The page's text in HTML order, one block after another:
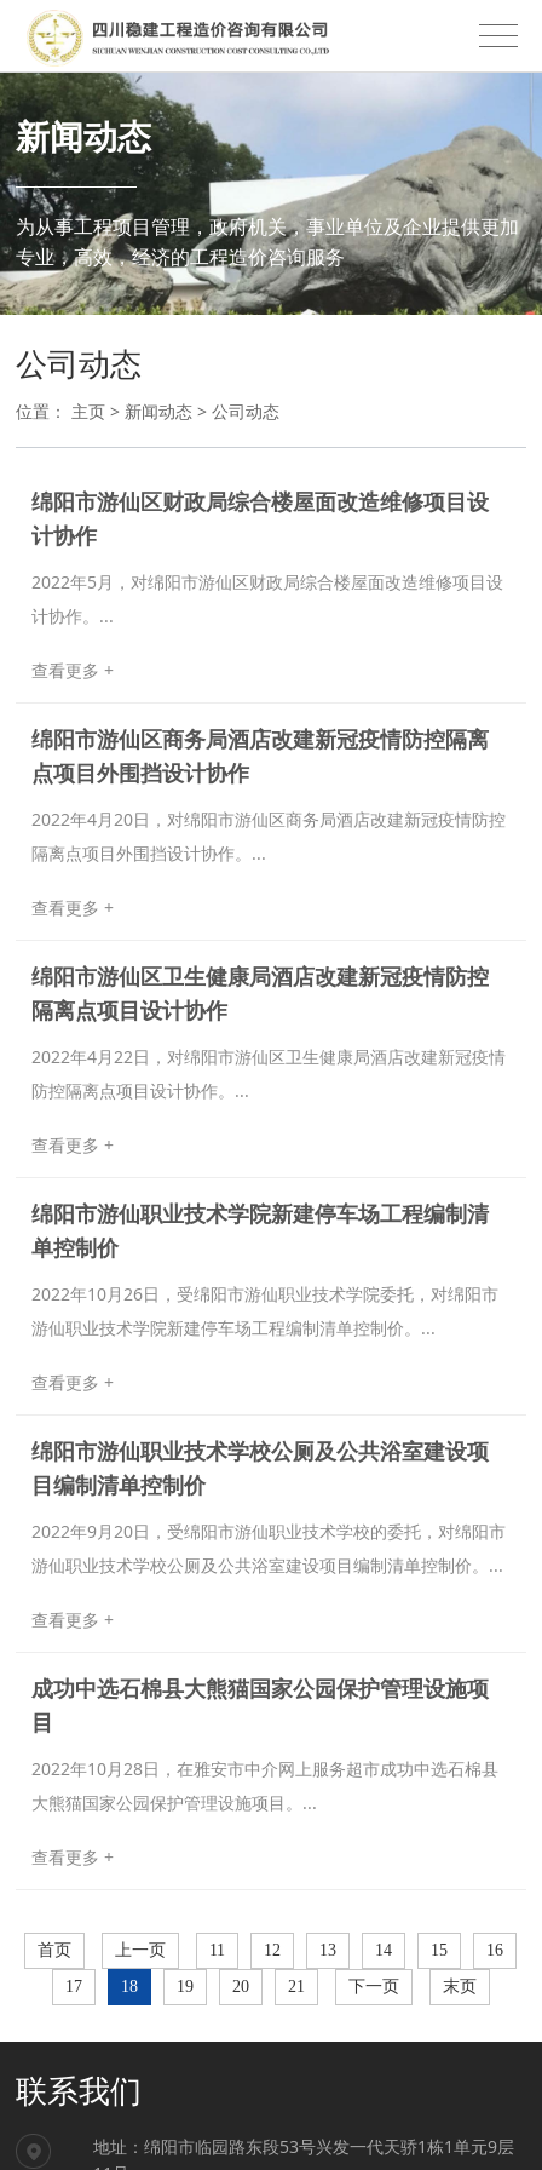
新闻动态
为从事工程项目管理，政府机关，事业单位及企业提供更加
专业，高效，经济的工程造价咨询服务
公司动态
位置： 主页 > 新闻动态 >公司动态
绵阳市游仙区财政局综合楼屋面改造维修项目设
计协作
2022年5月，对绵阳市游仙区财政局综合楼屋面改造维修项目设
计协作。...
查看更多 +
绵阳市游仙区商务局酒店改建新冠疫情防控隔离
点项目外围挡设计协作
2022年4月20日，对绵阳市游仙区商务局酒店改建新冠疫情防控
隔离点项目外围挡设计协作。...
查看更多 +
绵阳市游仙区卫生健康局酒店改建新冠疫情防控
隔离点项目设计协作
2022年4月22日，对绵阳市游仙区卫生健康局酒店改建新冠疫情
防控隔离点项目设计协作。...
查看更多 +
绵阳市游仙职业技术学院新建停车场工程编制清
单控制价
2022年10月26日，受绵阳市游仙职业技术学院委托，对绵阳市
游仙职业技术学院新建停车场工程编制清单控制价。...
查看更多 +
绵阳市游仙职业技术学校公厕及公共浴室建设项
目编制清单控制价
2022年9月20日，受绵阳市游仙职业技术学校的委托，对绵阳市
游仙职业技术学校公厕及公共浴室建设项目编制清单控制价。...
查看更多 +
成功中选石棉县大熊猫国家公园保护管理设施项
目
2022年10月28日，在雅安市中介网上服务超市成功中选石棉县
大熊猫国家公园保护管理设施项目。...
查看更多 +
首页 上一页 11 12 13 14 15
16
17
18 19 20 21 下一页 末页
联系我们
地址：绵阳市临园路东段53号兴发一代天骄1栋1单元9层